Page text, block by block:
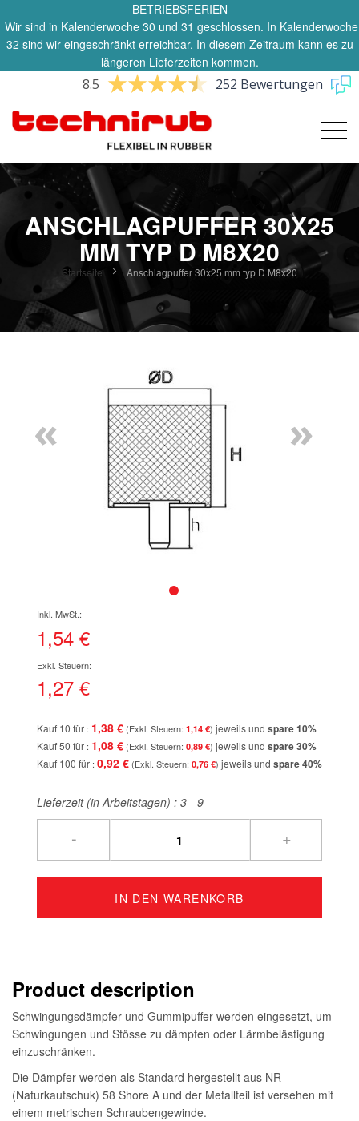
BETRIEBSFERIEN
Wir sind in Kalenderwoche 30 und 31 geschlossen. In Kalenderwoche
32 sind wir eingeschränkt erreichbar. In diesem Zeitraum kann es zu
längeren Lieferzeiten kommen.
8.5 252 Bewertungen
ANSCHLAGPUFFER 30X25
MM TYP D M8X20
Startseite Anschlagpuffer 30x25 mm typ D M8x20
« »
der
Bildgalerie
1,54 €
1,27 €
Kauf 10 für 1,38 € 1,14 € jeweils und spare10%
Kauf 50 für 1,08 € 0,89 € jeweils und spare30%
Kauf 100 für 0,92 € 0,76 € jeweils und spare40%
Lieferzeit (in Arbeitstagen) : 3 - 9
- +
IN DEN WARENKORB
Product description
Schwingungsdämpfer und Gummipuffer werden eingesetzt, um
Schwingungen und Stösse zu dämpfen oder Lärmbelästigung
einzuschränken.
Die Dämpfer werden als Standard hergestellt aus NR
(Naturkautschuk) 58 Shore A und der Metallteil ist versehen mit
einem metrischen Schraubengewinde.